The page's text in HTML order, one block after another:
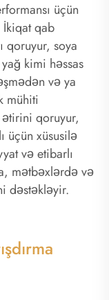
üçün
qab
qoruyur, soya
kimi həssas
və ya
mühiti
ətirini qoruyur,
üçün xüsusilə
və etibarlı
mətbəxlərdə və
dəstəkləyir.